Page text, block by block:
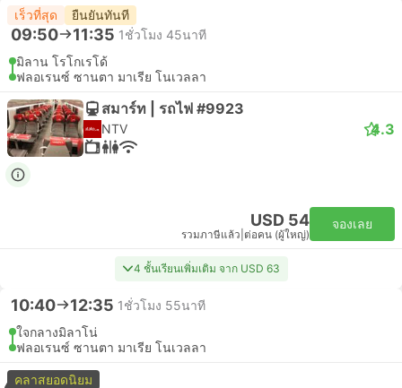
เร็วที่สุด ยืนยันทันที
09:50 11:35 1ชั่วโมง 45นาที
มิลาน โรโกเรโด้
ฟลอเรนซ์ ซานตา มาเรีย โนเวลลา
สมาร์ท | รถไฟ #9923
NTV 4.3
USD 54
รวมภาษีแล้ว ต่อคน (ผู้ใหญ่)
จองเลย
4 ชั้นเรียนเพิ่มเติม จาก USD 63
10:40 12:35 1ชั่วโมง 55นาที
ใจกลางมิลาโน่
ฟลอเรนซ์ ซานตา มาเรีย โนเวลลา
คลาสยอดนิยม